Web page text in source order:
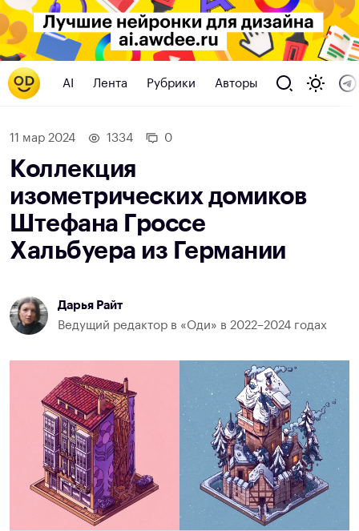
AI Лента Рубрики Авторы
11 мар 2024 1334 0
Коллекция
изометрических домиков
Штефана Гроссе
Хальбуера из Германии
Дарья Райт
Ведущий редактор в «Оди» в 2022–2024 годах